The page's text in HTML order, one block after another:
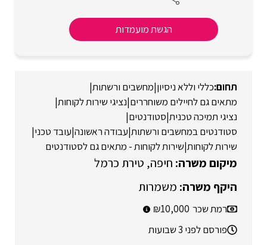
הגשת מועמדות
כללי וללא ניסיון|מחשבים ורשתות|
מתאים גם לחיילים משוחררים|נציגי שירות לקוחות|
נציגי תמיכה טכנית|סטודנטים|
סטודנטים במחשבים ורשתות|עבודה ראשונה|עובד טכני|
שירות לקוחות|שירות לקוחות - מתאים גם לסטודנטים
חיפה טירת כרמל
משמרות
רמת שכר 10,000
פורסם לפני 3 שבועות